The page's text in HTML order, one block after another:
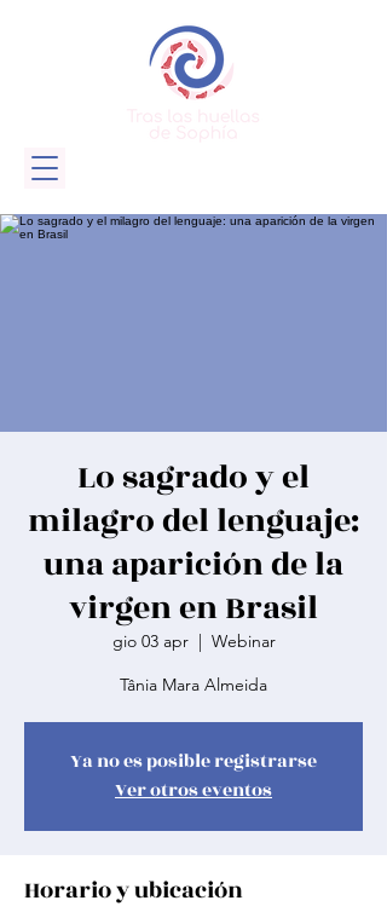
Lo sagrado y el
milagro del lenguaje:
una aparición de la
virgen en Brasil
gio 03 apr
  |
Webinar
Tânia Mara Almeida
Ya no es posible registrarse
Ver otros eventos
Horario y ubicación